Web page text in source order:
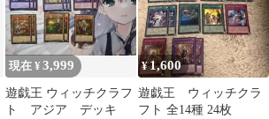
現在 ¥3,999
遊戯王 ウィッチクラフ
ト アジア デッキ
¥1,600
遊戯王 ウィッチクラ
フト 全14種 24枚